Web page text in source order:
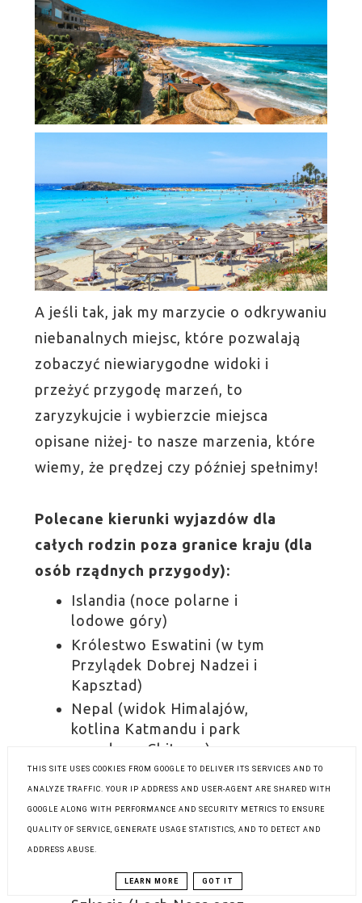
A jeśli tak, jak my marzycie o odkrywaniu
niebanalnych miejsc, które pozwalają
zobaczyć niewiarygodne widoki i
przeżyć przygodę marzeń, to
zaryzykujcie i wybierzcie miejsca
opisane niżej- to nasze marzenia, które
wiemy, że prędzej czy później spełnimy!
Polecane kierunki wyjazdów dla
całych rodzin poza granice kraju (dla
osób rządnych przygody):
Islandia (noce polarne i
lodowe góry)
Królestwo Eswatini (w tym
Przylądek Dobrej Nadzei i
Kapsztad)
Nepal (widok Himalajów,
kotlina Katmandu i park
narodowy Chitwan)
Norwegia (fiordy, zorze
polarne)
Nowa Zelandia (parki
narodowe)
aktywny wulkan Szczyt Pieca)
THIS SITE USES COOKIES FROM GOOGLE TO DELIVER ITS SERVICES AND TO
ANALYZE TRAFFIC. YOUR IP ADDRESS AND USER-AGENT ARE SHARED WITH
GOOGLE ALONG WITH PERFORMANCE AND SECURITY METRICS TO ENSURE
QUALITY OF SERVICE, GENERATE USAGE STATISTICS, AND TO DETECT AND
ADDRESS ABUSE.
LEARN MORE GOT IT